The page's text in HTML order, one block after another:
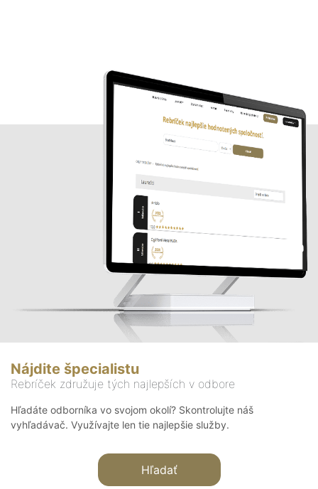
Nájdite špecialistu
Rebríček združuje tých najlepších v odbore
Hľadáte odborníka vo svojom okolí? Skontrolujte náš
vyhľadávač. Využívajte len tie najlepšie služby.
Hľadať